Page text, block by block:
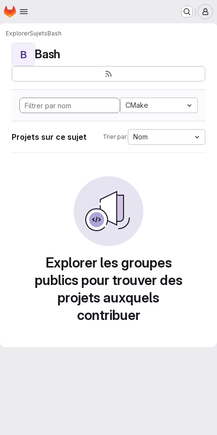
Passer au contenu principal
Page d'accueil
ExplorerSujetsBash
B Bash
CMake
Projets sur ce sujet Trier par: Nom
Explorer les groupes
publics pour trouver des
projets auxquels
contribuer